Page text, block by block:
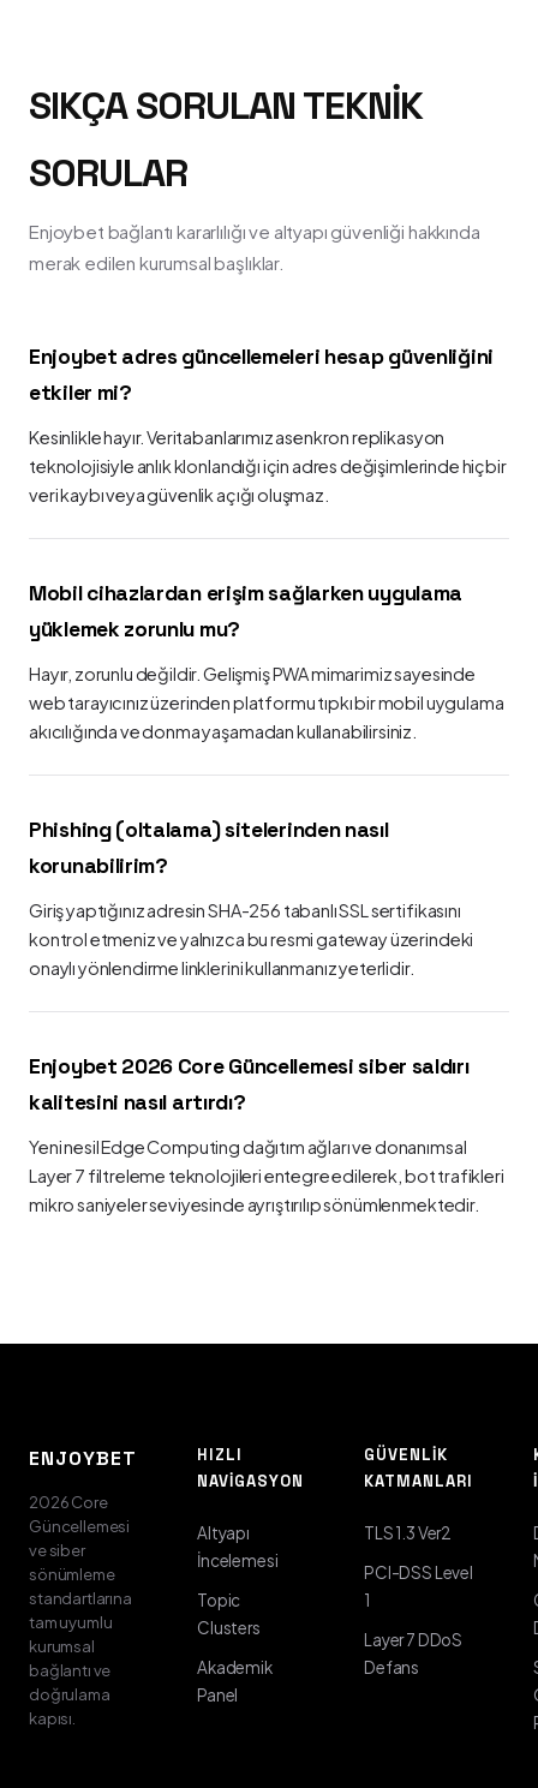
SIKÇA SORULAN TEKNIK
SORULAR
Enjoybet bağlantı kararlılığı ve altyapı güvenliği hakkında
merak edilen kurumsal başlıklar.
Enjoybet adres güncellemeleri hesap güvenliğini
etkiler mi?
Kesinlikle hayır. Veritabanlarımız asenkron replikasyon
teknolojisiyle anlık klonlandığı için adres değişimlerinde hiçbir
veri kaybı veya güvenlik açığı oluşmaz.
Mobil cihazlardan erişim sağlarken uygulama
yüklemek zorunlu mu?
Hayır, zorunlu değildir. Gelişmiş PWA mimarimiz sayesinde
web tarayıcınız üzerinden platformu tıpkı bir mobil uygulama
akıcılığında ve donma yaşamadan kullanabilirsiniz.
Phishing (oltalama) sitelerinden nasıl
korunabilirim?
Giriş yaptığınız adresin SHA-256 tabanlı SSL sertifikasını
kontrol etmeniz ve yalnızca bu resmi gateway üzerindeki
onaylı yönlendirme linklerini kullanmanız yeterlidir.
Enjoybet 2026 Core Güncellemesi siber saldırı
kalitesini nasıl artırdı?
Yeni nesil Edge Computing dağıtım ağları ve donanımsal
Layer 7 filtreleme teknolojileri entegre edilerek, bot trafikleri
mikro saniyeler seviyesinde ayrıştırılıp sönümlenmektedir.
ENJOYBET
2026 Core
Güncellemesi
ve siber
sönümleme
standartlarına
tam uyumlu
kurumsal
bağlantı ve
doğrulama
kapısı.
HIZLI
NAVIGASYON
Altyapı
İncelemesi
Topic
Clusters
Akademik
Panel
GÜVENLIK
KATMANLARI
TLS 1.3 Ver2
PCI-DSS Level
1
Layer 7 DDoS
Defans